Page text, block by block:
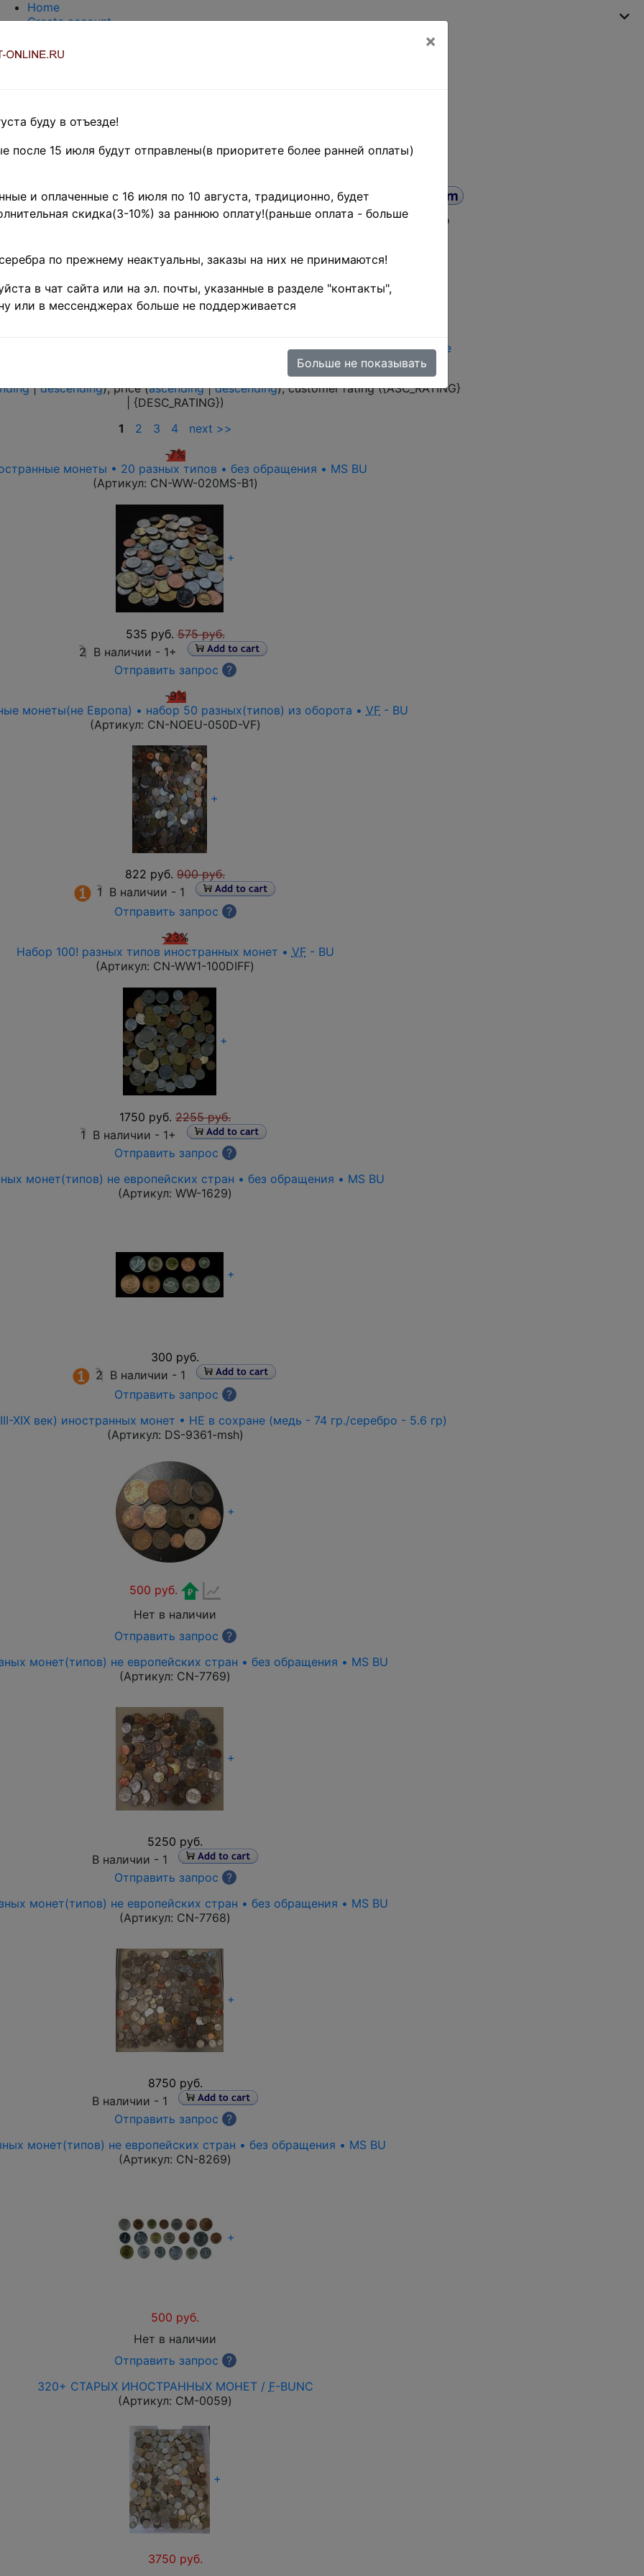
Home
Create account
About Collect-Online
Оценка и покупка
EASY SEARCH
Иностранные
and coins collections
название товараПоиск цена от до
по изображению товара (тестовый режим)
Наборы по странам(87)Тематические
|descending), price (ascending|descending), customer rating ({ASC_RATING}
| {DESC_RATING})
1
2 3 4
next >>
-7%
монеты • 20 разных типов • без обращения • MS BU
(Артикул: CN-WW-020MS-B1)
+
535 руб. 575 руб.
2 В наличии - 1+
Отправить запрос
?
-9%
монеты(не Европа) • набор 50 разных(типов) из оборота • VF - BU
(Артикул: CN-NOEU-050D-VF)
+
822 руб. 900 руб.
1 В наличии - 1
Отправить запрос
?
-23%
Набор 100! разных типов иностранных монет • VF- BU
(Артикул: CN-WW1-100DIFF)
+
1750 руб. 2255 руб.
1 В наличии - 1+
Отправить запрос
?
монет(типов) не европейских стран • без обращения • MS BU
(Артикул: WW-1629)
+
300 руб.
2 В наличии - 1
Отправить запрос
?
XIX век) иностранных монет • НЕ в сохране (медь - 74 гр./серебро - 5.6 гр)
(Артикул: DS-9361-msh)
+
500 руб.
Нет в наличии
Отправить запрос
?
монет(типов) не европейских стран • без обращения • MS BU
(Артикул: CN-7769)
+
5250 руб.
В наличии - 1
Отправить запрос
?
монет(типов) не европейских стран • без обращения • MS BU
(Артикул: CN-7768)
+
8750 руб.
В наличии - 1
Отправить запрос
?
монет(типов) не европейских стран • без обращения • MS BU
(Артикул: CN-8269)
+
500 руб.
Нет в наличии
Отправить запрос
?
320+ СТАРЫХ ИНОСТРАННЫХ МОНЕТ / F-BUNC
(Артикул: CM-0059)
+
3750 руб.
×
буду в отъезде!
после 15 июля будут отправлены(в приоритете более ранней оплаты)
и оплаченные с 16 июля по 10 августа, традиционно, будет
скидка(3-10%) за раннюю оплату!(раньше оплата - больше
по прежнему неактуальны, заказы на них не принимаются!
в чат сайта или на эл. почты, указанные в разделе "контакты",
или в мессенджерах больше не поддерживается
Больше не показывать